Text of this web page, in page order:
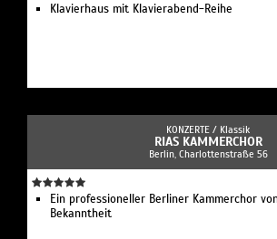
Klavierhaus mit Klavierabend-Reihe
KONZERTE / Klassik
RIAS KAMMERCHOR
Berlin, Charlottenstraße 56
Ein professioneller Berliner Kammerchor
Bekanntheit